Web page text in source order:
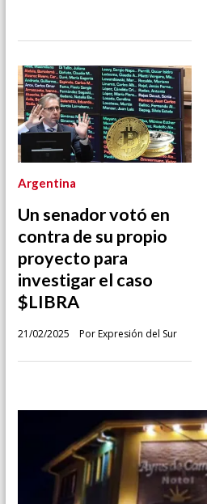
Un senador votó en
contra de su propio
proyecto para
investigar el caso
$LIBRA
Por Expresión del Sur
Argentina
21/02/2025